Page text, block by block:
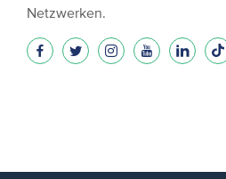
Netzwerken.